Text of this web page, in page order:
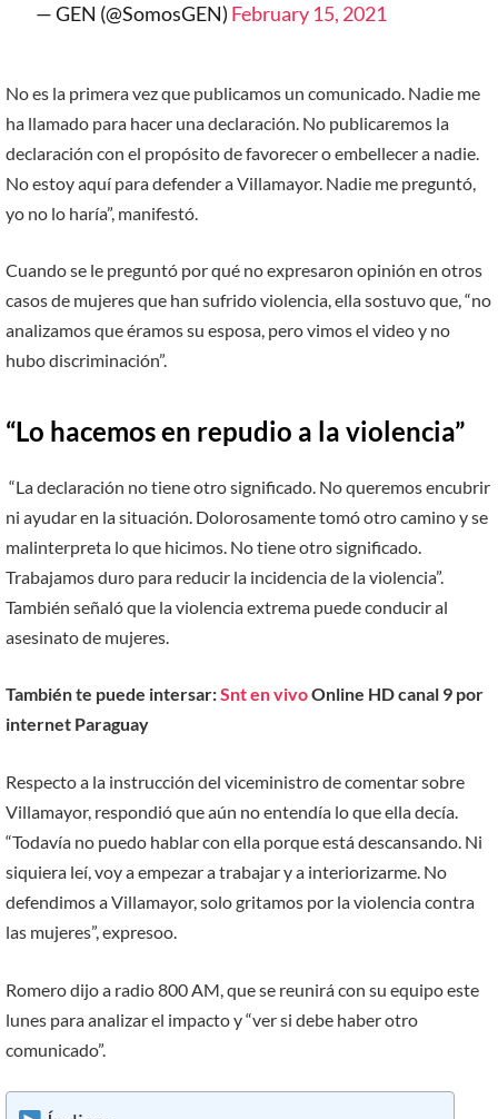
— GEN (@SomosGEN) February 15, 2021
No es la primera vez que publicamos un comunicado. Nadie me
ha llamado para hacer una declaración. No publicaremos la
declaración con el propósito de favorecer o embellecer a nadie.
No estoy aquí para defender a Villamayor. Nadie me preguntó,
yo no lo haría”, manifestó.
Cuando se le preguntó por qué no expresaron opinión en otros
casos de mujeres que han sufrido violencia, ella sostuvo que, “no
analizamos que éramos su esposa, pero vimos el video y no
hubo discriminación”.
“Lo hacemos en repudio a la violencia”
“La declaración no tiene otro significado. No queremos encubrir
ni ayudar en la situación. Dolorosamente tomó otro camino y se
malinterpreta lo que hicimos. No tiene otro significado.
Trabajamos duro para reducir la incidencia de la violencia”.
También señaló que la violencia extrema puede conducir al
asesinato de mujeres.
También te puede intersar:Snt en vivoOnline HD canal 9 por
internet Paraguay
Respecto a la instrucción del viceministro de comentar sobre
Villamayor, respondió que aún no entendía lo que ella decía.
“Todavía no puedo hablar con ella porque está descansando. Ni
siquiera leí, voy a empezar a trabajar y a interiorizarme. No
defendimos a Villamayor, solo gritamos por la violencia contra
las mujeres”, expresoo.
Romero dijo a radio 800 AM, que se reunirá con su equipo este
lunes para analizar el impacto y “ver si debe haber otro
comunicado”.